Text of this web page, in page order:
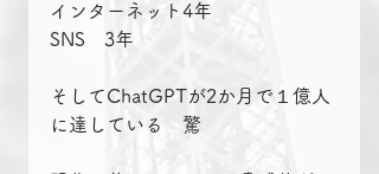
インターネット4年
SNS　3年
そしてChatGPTが2か月で１億人
に達している　驚